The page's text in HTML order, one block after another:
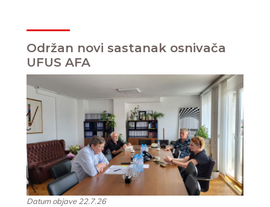
Održan novi sastanak osnivača
UFUS AFA
Datum objave 22.7.26